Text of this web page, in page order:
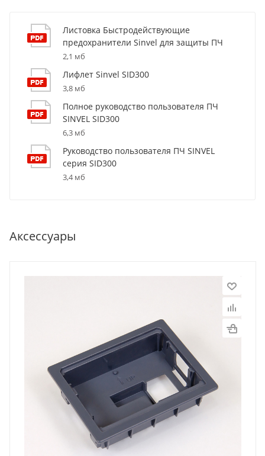
Листовка Быстродействующие
предохранители Sinvel для защиты ПЧ
2,1 мб
Лифлет Sinvel SID300
3,8 мб
Полное руководство пользователя ПЧ
SINVEL SID300
6,3 мб
Руководство пользователя ПЧ SINVEL
серия SID300
3,4 мб
Аксессуары